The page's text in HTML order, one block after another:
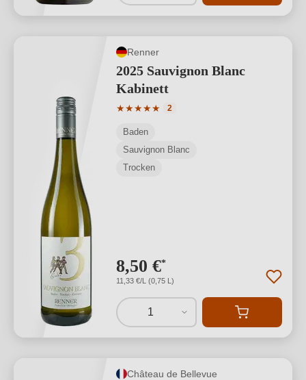
Renner
2025 Sauvignon Blanc
Kabinett
★★★★★
Durchschnittliche Bewertung von 5
2
Baden
Sauvignon Blanc
Trocken
8,50 €*
11,33 €/L (0,75 L)
1
Château de Bellevue